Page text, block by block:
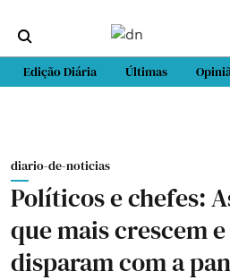
Edição Diária Últimas
diario-de-noticias
Políticos e chefes:
que mais crescem
disparam com a